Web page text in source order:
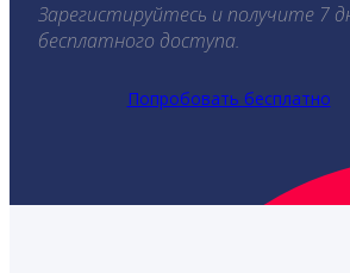
Зарегистируйтесь и получите 7
бесплатного доступа.
Попробовать бесплатно